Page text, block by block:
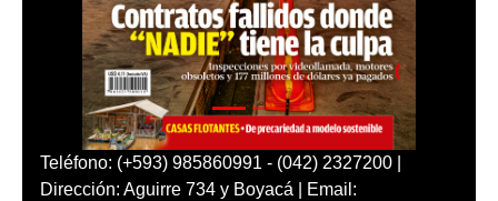
Teléfono: (+593) 985860991 - (042) 2327200 |
Dirección: Aguirre 734 y Boyacá | Email: